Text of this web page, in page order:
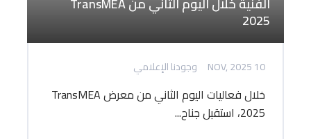
2025
10 NOV, 2025 وجودنا الإعلامي
خلال فعاليات اليوم الثاني من معرض TransMEA
2025، استقبل جناح...